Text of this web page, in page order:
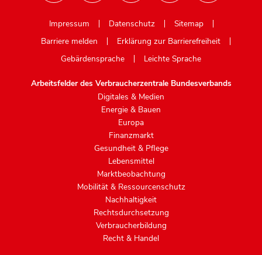
Impressum
Datenschutz
Sitemap
Barriere melden
Erklärung zur Barrierefreiheit
Gebärdensprache
Leichte Sprache
Arbeitsfelder des Verbraucherzentrale Bundesverbands
Digitales & Medien
Energie & Bauen
Europa
Finanzmarkt
Gesundheit & Pflege
Lebensmittel
Marktbeobachtung
Mobilität & Ressourcenschutz
Nachhaltigkeit
Rechtsdurchsetzung
Verbraucherbildung
Recht & Handel